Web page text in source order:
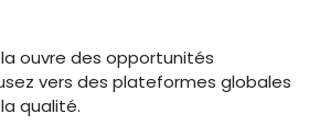
ouvre des opportunités
vers des plateformes globales
qualité.